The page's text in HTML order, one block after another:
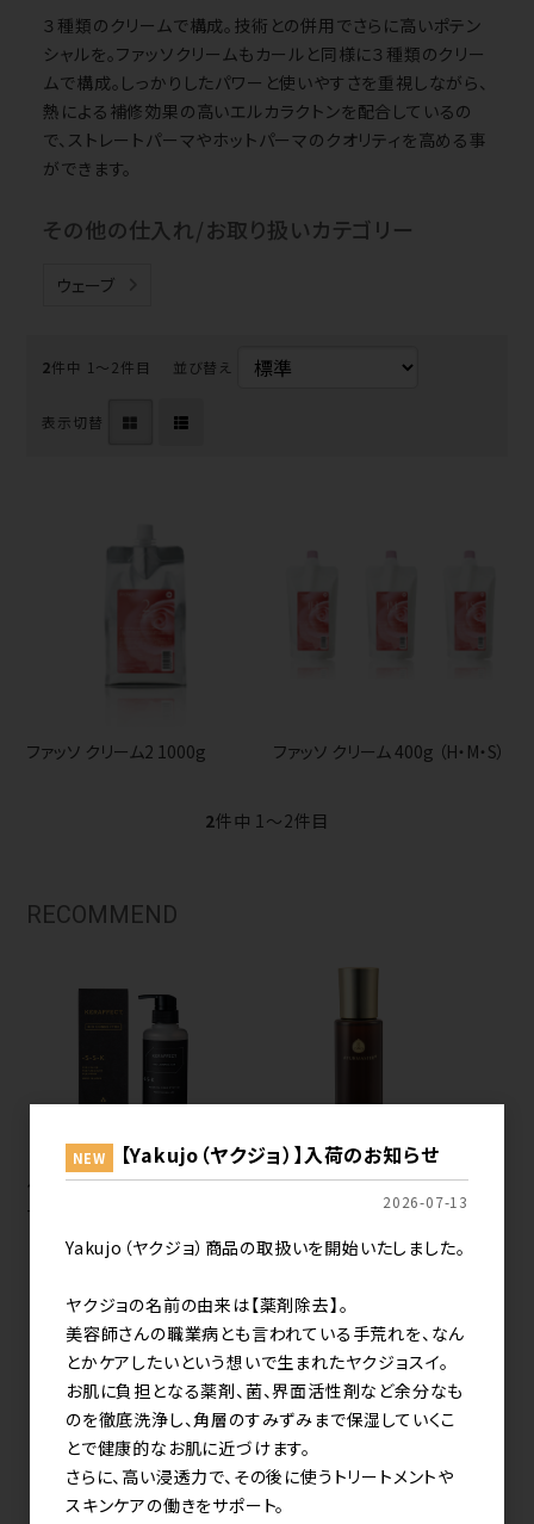
３種類のクリームで構成。技術との併用でさらに高いポテン
シャルを。ファッソクリームもカールと同様に３種類のクリー
ムで構成。しっかりしたパワーと使いやすさを重視しながら、
熱による補修効果の高いエルカラクトンを配合しているの
で、ストレートパーマやホットパーマのクオリティを高める事
ができます。
その他の仕入れ/お取り扱いカテゴリー
ウェーブ
2件中 1〜2件目 並び替え
表示切替
ファッソ クリーム2 1000g ファッソ クリーム 400g （H・M・S）
2件中 1〜2件目
RECOMMEND
ケラフェクトバイオコネクタ
ー 300g
スカルプメディウム
125ml（頭皮用美容液）
メーカー希望小売価格（税込）
NEW 【Yakujo（ヤクジョ）】入荷のお知らせ
2026-07-13
Yakujo（ヤクジョ）商品の取扱いを開始いたしました。
ヤクジョの名前の由来は【薬剤除去】。
美容師さんの職業病とも言われている手荒れを、なん
とかケアしたいという想いで生まれたヤクジョスイ。
お肌に負担となる薬剤、菌、界面活性剤など余分なも
のを徹底洗浄し、角層のすみずみまで保湿していくこ
とで健康的なお肌に近づけます。
さらに、高い浸透力で、その後に使うトリートメントや
スキンケアの働きをサポート。